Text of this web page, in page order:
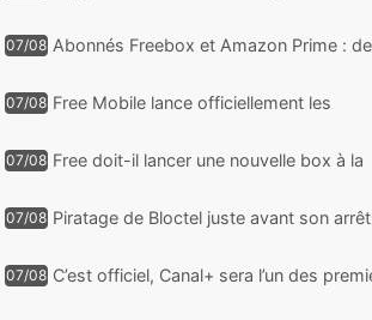
07/08 Abonnés Freebox et Amazon Prime :
07/08 Free Mobile lance officiellement les
cadeaux
07/08 Free doit-il lancer une nouvelle box à la
07/08 Piratage de Bloctel juste avant son
07/08 C’est officiel, Canal+ sera l’un des